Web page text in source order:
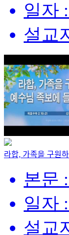
일자
설교
라합, 가족을
본문
일자
설교